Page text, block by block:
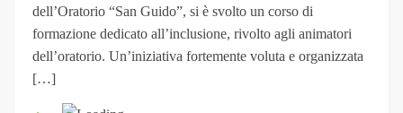
dell’Oratorio “San Guido”, si è svolto un corso di
formazione dedicato all’inclusione, rivolto agli animatori
dell’oratorio. Un’iniziativa fortemente voluta e organizzata
[…]